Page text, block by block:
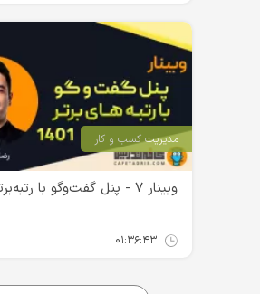
مدیریت کسب و کار
وبینار ۷ - پنل گفت‌و‌گو با رتبه‌برترهای ۱۴۰۱
۰۱:۳۶:۴۳